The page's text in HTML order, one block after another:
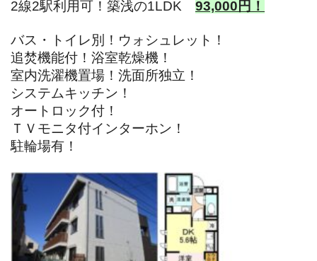
2線2駅利用可！築浅の1LDK 93,000円！
バス・トイレ別！ウォシュレット！
追焚機能付！浴室乾燥機！
室内洗濯機置場！洗面所独立！
システムキッチン！
オートロック付！
ＴＶモニタ付インターホン！
駐輪場有！